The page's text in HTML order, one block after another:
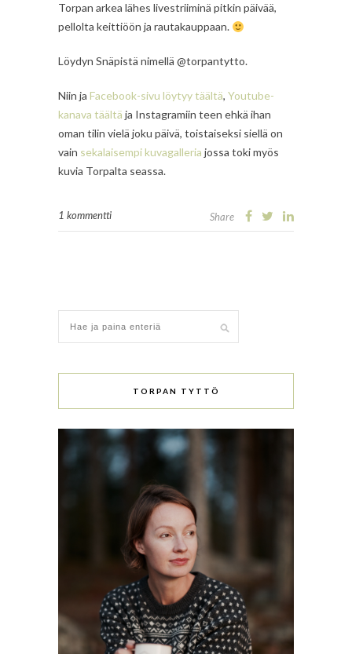
Torpan arkea lähes livestriiminä pitkin päivää,
pellolta keittiöön ja rautakauppaan.
Löydyn Snäpistä nimellä @torpantytto.
Niin ja Facebook-sivu löytyy täältä, Youtube-
kanava täältä ja Instagramiin teen ehkä ihan
oman tilin vielä joku päivä, toistaiseksi siellä on
vain sekalaisempi kuvagalleria jossa toki myös
kuvia Torpalta seassa.
1 kommentti Share
TORPAN TYTTÖ